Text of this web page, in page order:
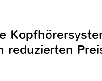
reduzierten